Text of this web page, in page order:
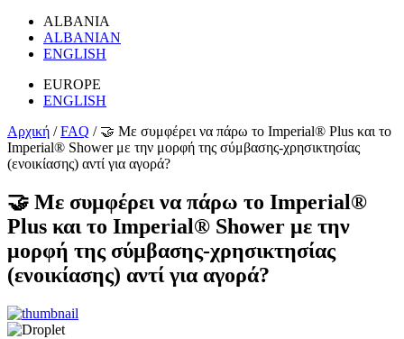
ALBANIA
ALBANIAN
ENGLISH
EUROPE
ENGLISH
Αρχική /FAQ / 🤝 Με συμφέρει να πάρω το Imperial® Plus και το
Imperial® Shower με την μορφή της σύμβασης-χρησικτησίας
(ενοικίασης) αντί για αγορά?
🤝 Με συμφέρει να πάρω το Imperial®
Plus και το Imperial® Shower με την
μορφή της σύμβασης-χρησικτησίας
(ενοικίασης) αντί για αγορά?